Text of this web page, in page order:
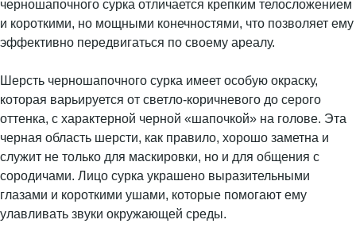
черношапочного сурка отличается крепким телосложением
и короткими, но мощными конечностями, что позволяет ему
эффективно передвигаться по своему ареалу.
Шерсть черношапочного сурка имеет особую окраску,
которая варьируется от светло-коричневого до серого
оттенка, с характерной черной «шапочкой» на голове. Эта
черная область шерсти, как правило, хорошо заметна и
служит не только для маскировки, но и для общения с
сородичами. Лицо сурка украшено выразительными
глазами и короткими ушами, которые помогают ему
улавливать звуки окружающей среды.